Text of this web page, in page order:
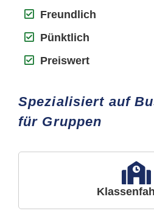
Freundlich
Pünktlich
Preiswert
Spezialisiert auf
für Gruppen